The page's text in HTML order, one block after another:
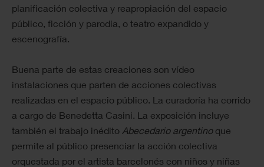
planificación colectiva y reapropiación del espacio
público, ficción y parodia, o teatro expandido y
escenografía.
Buena parte de estas creaciones son vídeo
instalaciones que parten de acciones colectivas
realizadas en el espacio público. La curadoría ha corrido
a cargo de Benedetta Casini. La exposición incluye
también el trabajo inédito Abecedario argentinoque
permite al público presenciar la acción colectiva
orquestada por el artista barcelonés con niños y niñas